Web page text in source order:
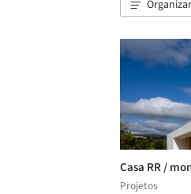
Organizar
Casa RR /
Projetos